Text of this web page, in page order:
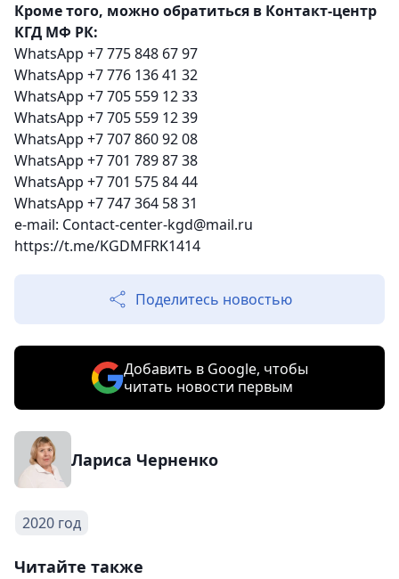
Кроме того, можно обратиться в Контакт-центр
КГД МФ РК:
WhatsApp +7 775 848 67 97
WhatsApp +7 776 136 41 32
WhatsApp +7 705 559 12 33
WhatsApp +7 705 559 12 39
WhatsApp +7 707 860 92 08
WhatsApp +7 701 789 87 38
WhatsApp +7 701 575 84 44
WhatsApp +7 747 364 58 31
e-mail: Contact-center-kgd@mail.ru
https://t.me/KGDMFRK1414
Поделитесь новостью
Добавить в Google, чтобы
читать новости первым
Лариса Черненко
2020 год
Читайте также